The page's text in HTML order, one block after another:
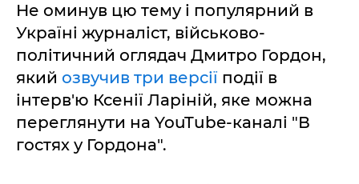
Не оминув цю тему і популярний в
Україні журналіст, військово-
політичний оглядач Дмитро Гордон,
який озвучив три версії події в
інтерв'ю Ксенії Ларіній, яке можна
переглянути на YouTube-каналі "В
гостях у Гордона".